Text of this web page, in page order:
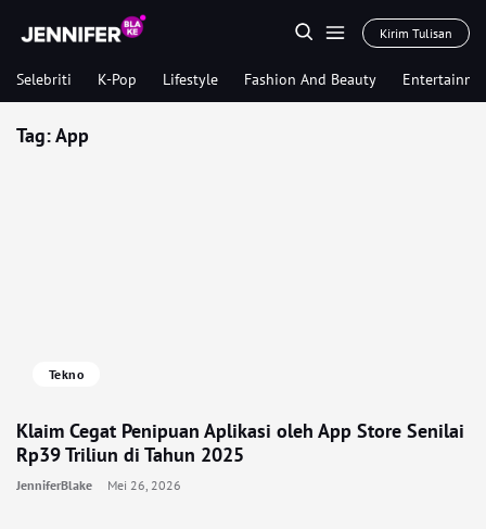
Kirim Tulisan
Selebriti K-Pop Lifestyle Fashion And Beauty
Tag:App
Tekno
Klaim Cegat Penipuan Aplikasi oleh App Store Senilai
Rp39 Triliun di Tahun 2025
JenniferBlake Mei 26, 2026